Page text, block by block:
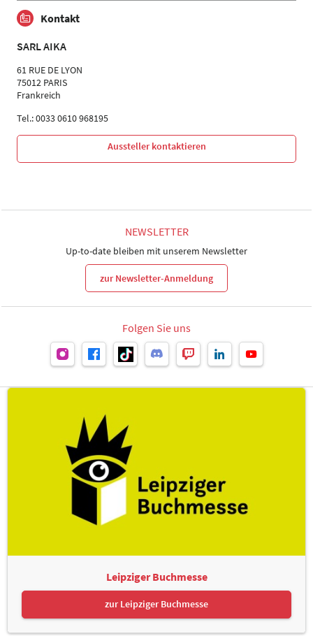
Kontakt
SARL AIKA
61 RUE DE LYON
75012 PARIS
Frankreich
Tel.: 0033 0610 968195
Aussteller kontaktieren
NEWSLETTER
Up-to-date bleiben mit unserem Newsletter
zur Newsletter-Anmeldung
Folgen Sie uns
Leipziger Buchmesse
zur Leipziger Buchmesse